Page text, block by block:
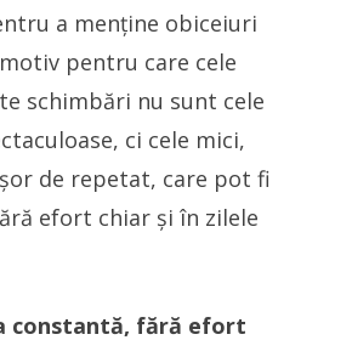
a menține obiceiuri
pentru care cele
schimbări nu sunt cele
ci cele mici,
de repetat, care pot fi
efort chiar și în zilele
constantă, fără efort